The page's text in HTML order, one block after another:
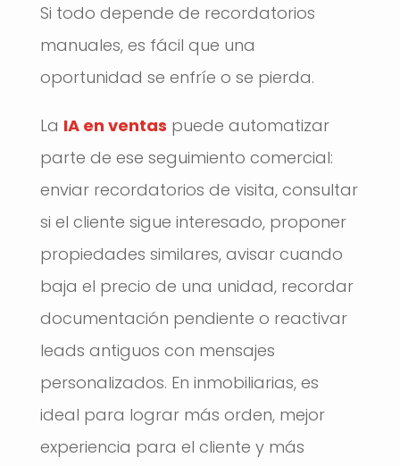
Si todo depende de recordatorios
manuales, es fácil que una
oportunidad se enfríe o se pierda.
La IA en ventas puede automatizar
parte de ese seguimiento comercial:
enviar recordatorios de visita, consultar
si el cliente sigue interesado, proponer
propiedades similares, avisar cuando
baja el precio de una unidad, recordar
documentación pendiente o reactivar
leads antiguos con mensajes
personalizados. En inmobiliarias, es
ideal para lograr más orden, mejor
experiencia para el cliente y más